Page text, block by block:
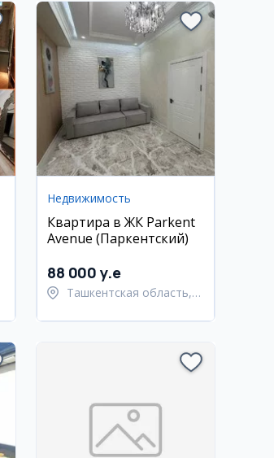
Недвижимость
Квартира в ЖК Parkent
Avenue (Паркентский)
88 000 y.e
Ташкентская область,